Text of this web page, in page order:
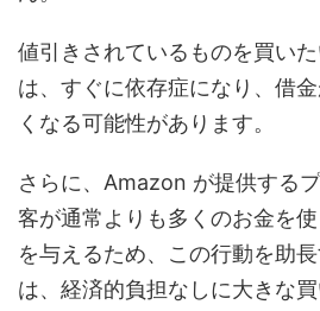
値引きされているものを買い
は、すぐに依存症になり、借
くなる可能性があります。
さらに、Amazon が提供する
客が通常よりも多くのお金を
を与えるため、この行動を助
は、経済的負担なしに大きな